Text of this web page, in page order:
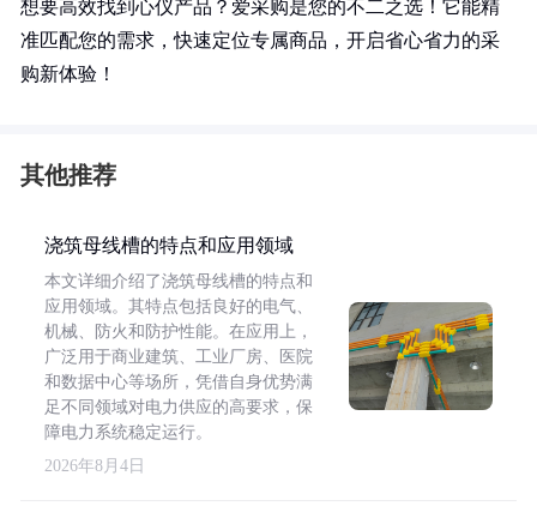
想要高效找到心仪产品？爱采购是您的不二之选！它能精
准匹配您的需求，快速定位专属商品，开启省心省力的采
购新体验！
其他推荐
浇筑母线槽的特点和应用领域
本文详细介绍了浇筑母线槽的特点和
应用领域。其特点包括良好的电气、
机械、防火和防护性能。在应用上，
广泛用于商业建筑、工业厂房、医院
和数据中心等场所，凭借自身优势满
足不同领域对电力供应的高要求，保
障电力系统稳定运行。
2026年8月4日